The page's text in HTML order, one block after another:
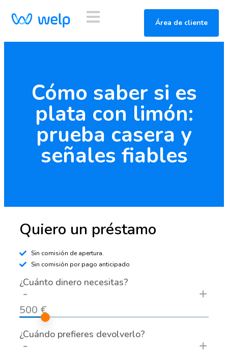
Área de cliente
Cómo saber si es
plata con limón:
prueba casera y
señales fiables
Quiero un préstamo
Sin comisión de apertura.
Sin comisión por pago anticipado
¿Cuánto dinero necesitas?
500 €
- +
¿Cuándo prefieres devolverlo?
- +